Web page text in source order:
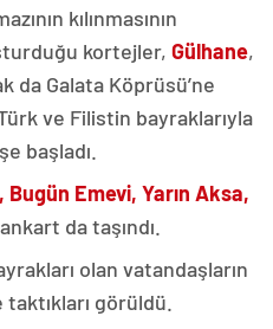
kılınmasının
kortejler, Gülhane,
da Galata Köprüsü’ne
ve Filistin bayraklarıyla
başladı.
Emevi, Yarın Aksa,
da taşındı.
olan vatandaşların
görüldü.